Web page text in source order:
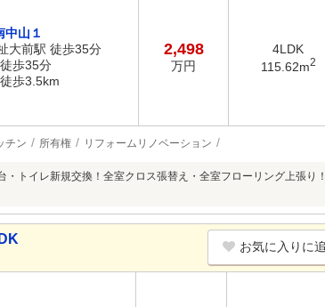
中山１
大前駅 徒歩35分
歩35分
歩3.5km
2,498
万円
4LDK
115.62m2
チン 所有権 リフォームリノベーション
・トイレ新規交換！全室クロス張替え・全室フローリング上張り
お気に入りに